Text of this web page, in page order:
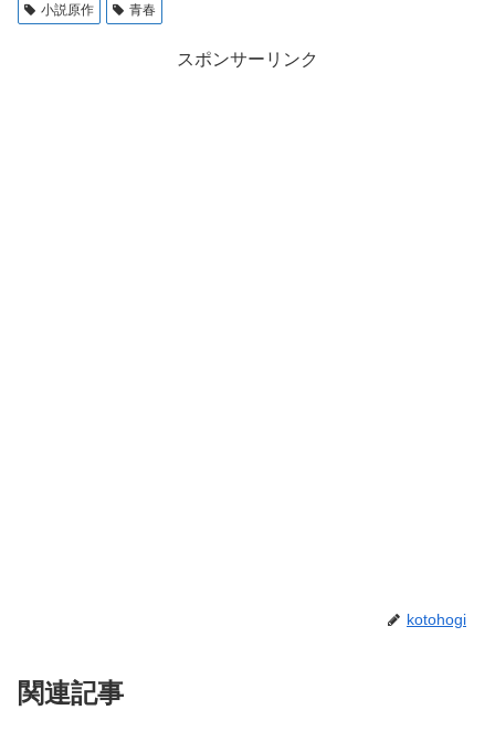
小説原作
青春
スポンサーリンク
kotohogi
関連記事